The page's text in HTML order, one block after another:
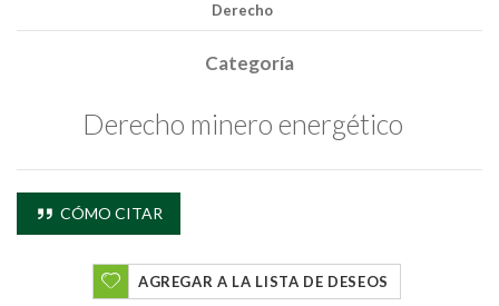
Derecho
Categoría
Derecho minero energético
CÓMO CITAR
AGREGAR A LA LISTA DE DESEOS